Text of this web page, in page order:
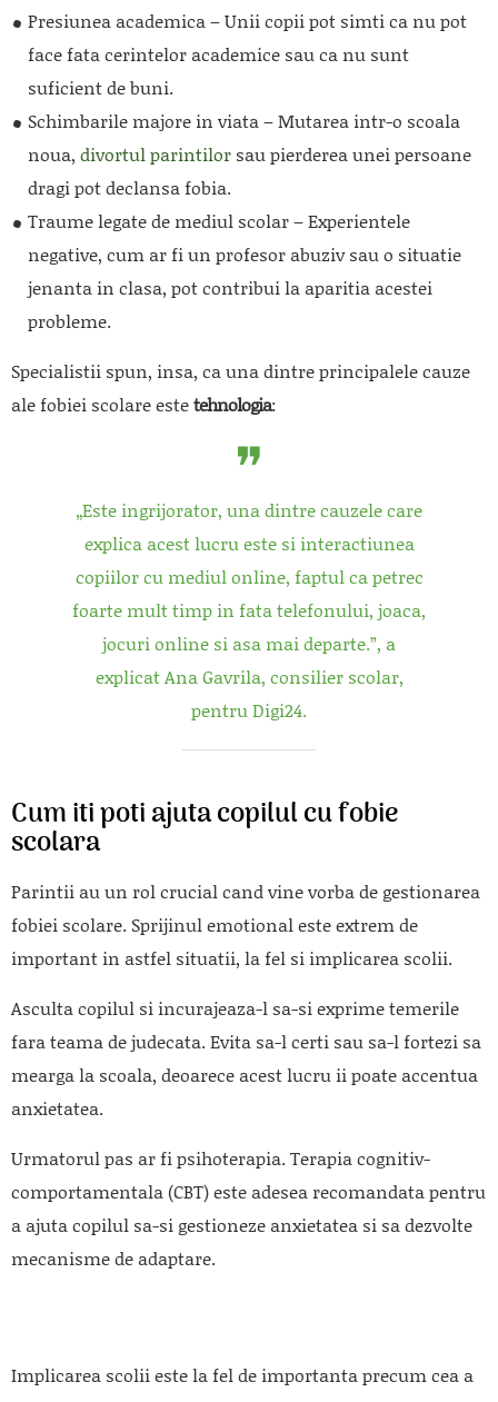
Presiunea academica – Unii copii pot simti ca nu pot
face fata cerintelor academice sau ca nu sunt
suficient de buni.
Schimbarile majore in viata – Mutarea intr-o scoala
noua, divortul parintilor sau pierderea unei persoane
dragi pot declansa fobia.
Traume legate de mediul scolar – Experientele
negative, cum ar fi un profesor abuziv sau o situatie
jenanta in clasa, pot contribui la aparitia acestei
probleme.
Specialistii spun, insa, ca una dintre principalele cauze
ale fobiei scolare estetehnologia:
„Este ingrijorator, una dintre cauzele care
explica acest lucru este si interactiunea
copiilor cu mediul online, faptul ca petrec
foarte mult timp in fata telefonului, joaca,
jocuri online si asa mai departe.”, a
explicat Ana Gavrila, consilier scolar,
pentru Digi24.
Cum iti poti ajuta copilul cu fobie
scolara
Parintii au un rol crucial cand vine vorba de gestionarea
fobiei scolare. Sprijinul emotional este extrem de
important in astfel situatii, la fel si implicarea scolii.
Asculta copilul si incurajeaza-l sa-si exprime temerile
fara teama de judecata. Evita sa-l certi sau sa-l fortezi sa
mearga la scoala, deoarece acest lucru ii poate accentua
anxietatea.
Urmatorul pas ar fi psihoterapia. Terapia cognitiv-
comportamentala (CBT) este adesea recomandata pentru
a ajuta copilul sa-si gestioneze anxietatea si sa dezvolte
mecanisme de adaptare.
Implicarea scolii este la fel de importanta precum cea a